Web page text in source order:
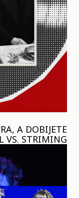
A DOBIJETE
VS. STRIMING